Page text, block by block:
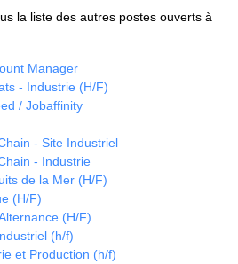
la liste des autres postes ouverts à
Manager
- Industrie (H/F)
/ Jobaffinity
- Site Industriel
- Industrie
de la Mer (H/F)
(H/F)
(H/F)
(h/f)
et Production (h/f)